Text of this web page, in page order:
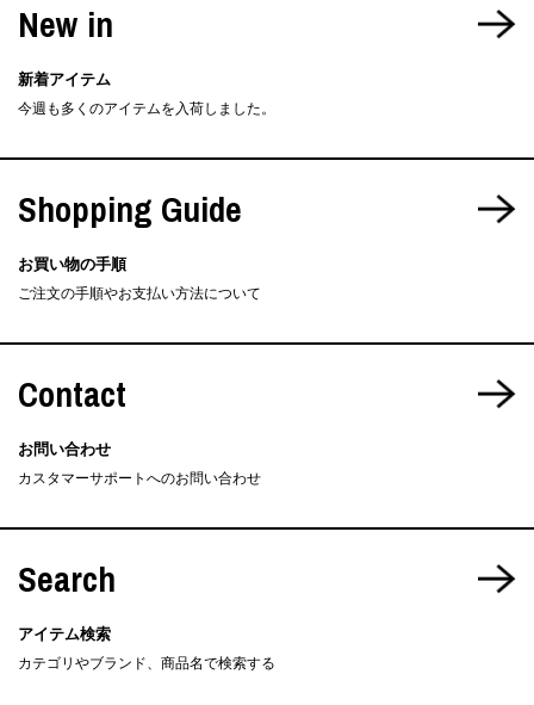
New in
新着アイテム
今週も多くのアイテムを入荷しました。
Shopping Guide
お買い物の手順
ご注文の手順やお支払い方法について
Contact
お問い合わせ
カスタマーサポートへのお問い合わせ
Search
アイテム検索
カテゴリやブランド、商品名で検索する